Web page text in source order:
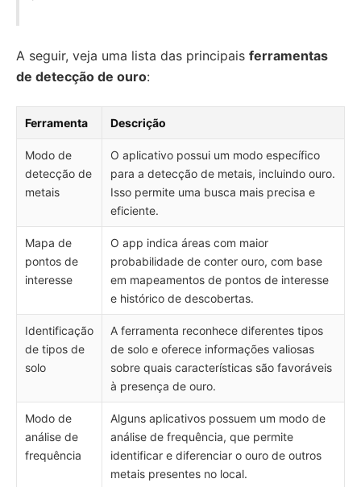
A seguir, veja uma lista das principais ferramentas
de detecção de ouro:
Ferramenta Descrição
Modo de
detecção de
metais
O aplicativo possui um modo específico
para a detecção de metais, incluindo ouro.
Isso permite uma busca mais precisa e
eficiente.
Mapa de
pontos de
interesse
O app indica áreas com maior
probabilidade de conter ouro, com base
em mapeamentos de pontos de interesse
e histórico de descobertas.
Identificação
de tipos de
solo
A ferramenta reconhece diferentes tipos
de solo e oferece informações valiosas
sobre quais características são favoráveis
à presença de ouro.
Modo de
análise de
frequência
Alguns aplicativos possuem um modo de
análise de frequência, que permite
identificar e diferenciar o ouro de outros
metais presentes no local.